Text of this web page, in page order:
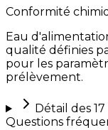
Conformité
Eau
qualité définies
pour les
prélèvement.
Détail des 17
Questions